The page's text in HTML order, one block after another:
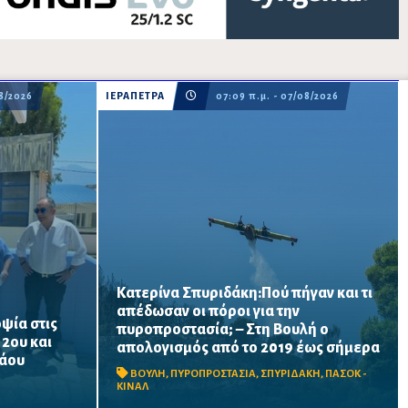
2026
στις
και
να
σχολική
ΙΕΡΑΠΕΤΡΑ 07:09 π.μ. - 07/08/2026
Κατερίνα Σπυριδάκη:Πού πήγαν και τι
απέδωσαν οι πόροι για την
πυροπροστασία; – Στη Βουλή ο
απολογισμός από το 2019 έως σήμερα
ΒΟΥΛΗ, ΠΥΡΟΠΡΟΣΤΑΣΙΑ, ΣΠΥΡΙΔΑΚΗ, ΠΑΣΟΚ -
ΚΙΝΑΛ
Το ΠΑΣΟΚ ζητά πλήρη απολογισμό των
χρηματοδοτήσεων από το 2019, στοιχεία
για τα προγράμματα «ΑΙΓΙΣ» και AntiNero,
καθώς και απαντήσεις για προσωπικό,